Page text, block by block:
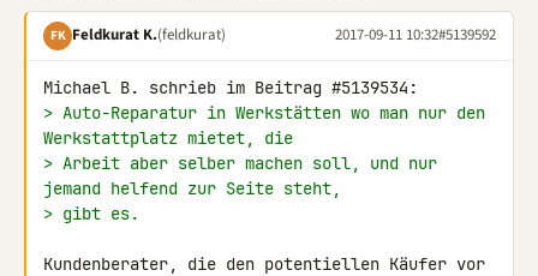
FK Feldkurat K.(feldkurat) 2017-09-11 10:32#5139592
> Auto-Reparatur in Werkstätten wo man nur den
Werkstattplatz mietet, die
> Arbeit aber selber machen soll, und nur
jemand helfend zur Seite steht,
> gibt es.
Kundenberater, die den potentiellen Käufer vor